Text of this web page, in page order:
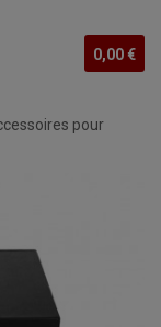
0,00 €
pour